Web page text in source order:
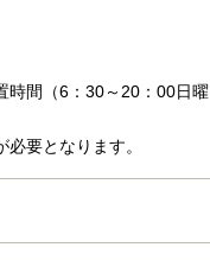
時間（6：30～20：00日曜
要となります。